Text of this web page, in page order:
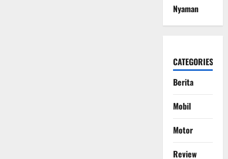
Nyaman
CATEGORIES
Berita
Mobil
Motor
Review